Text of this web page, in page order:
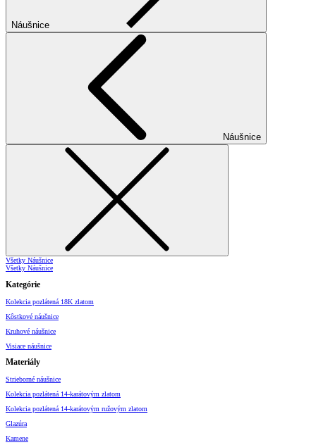
Náušnice
Náušnice
Všetky Náušnice
Všetky Náušnice
Kategórie
Kolekcia pozlátená 18K zlatom
Kôstkové náušnice
Kruhové náušnice
Visiace náušnice
Materiály
Strieborné náušnice
Kolekcia pozlátená 14-karátovým zlatom
Kolekcia pozlátená 14-karátovým ružovým zlatom
Glazúra
Kamene